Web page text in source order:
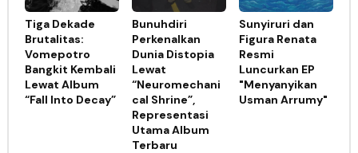
Tiga Dekade
Brutalitas:
Vomepotro
Bangkit Kembali
Lewat Album
“Fall Into Decay”
Bunuhdiri
Perkenalkan
Dunia Distopia
Lewat
“Neuromechani
cal Shrine”,
Representasi
Utama Album
Terbaru
Sunyiruri dan
Figura Renata
Resmi
Luncurkan EP
"Menyanyikan
Usman Arrumy"